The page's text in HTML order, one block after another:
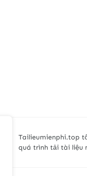
Tailieumienphi.top
quá trình tải tài liệu